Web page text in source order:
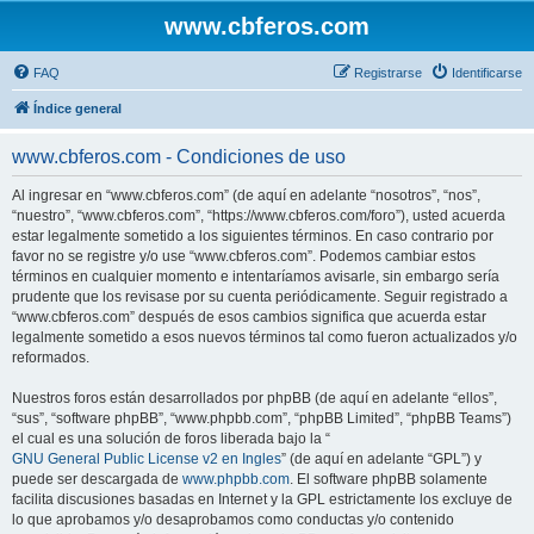
www.cbferos.com
FAQ Identificarse
Registrarse
Índice general
www.cbferos.com - Condiciones de uso
Al ingresar en “www.cbferos.com” (de aquí en adelante “nosotros”, “nos”,
“nuestro”, “www.cbferos.com”, “https://www.cbferos.com/foro”), usted acuerda
estar legalmente sometido a los siguientes términos. En caso contrario por
favor no se registre y/o use “www.cbferos.com”. Podemos cambiar estos
términos en cualquier momento e intentaríamos avisarle, sin embargo sería
prudente que los revisase por su cuenta periódicamente. Seguir registrado a
“www.cbferos.com” después de esos cambios significa que acuerda estar
legalmente sometido a esos nuevos términos tal como fueron actualizados y/o
reformados.
Nuestros foros están desarrollados por phpBB (de aquí en adelante “ellos”,
“sus”, “software phpBB”, “www.phpbb.com”, “phpBB Limited”, “phpBB Teams”)
el cual es una solución de foros liberada bajo la “
GNU General Public License v2 en Ingles” (de aquí en adelante “GPL”) y
puede ser descargada de www.phpbb.com. El software phpBB solamente
facilita discusiones basadas en Internet y la GPL estrictamente los excluye de
lo que aprobamos y/o desaprobamos como conductas y/o contenido